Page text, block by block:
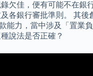
佳，便有可能不在
銀行審批準則。 其
力，當中涉及「置
說法是否正確？